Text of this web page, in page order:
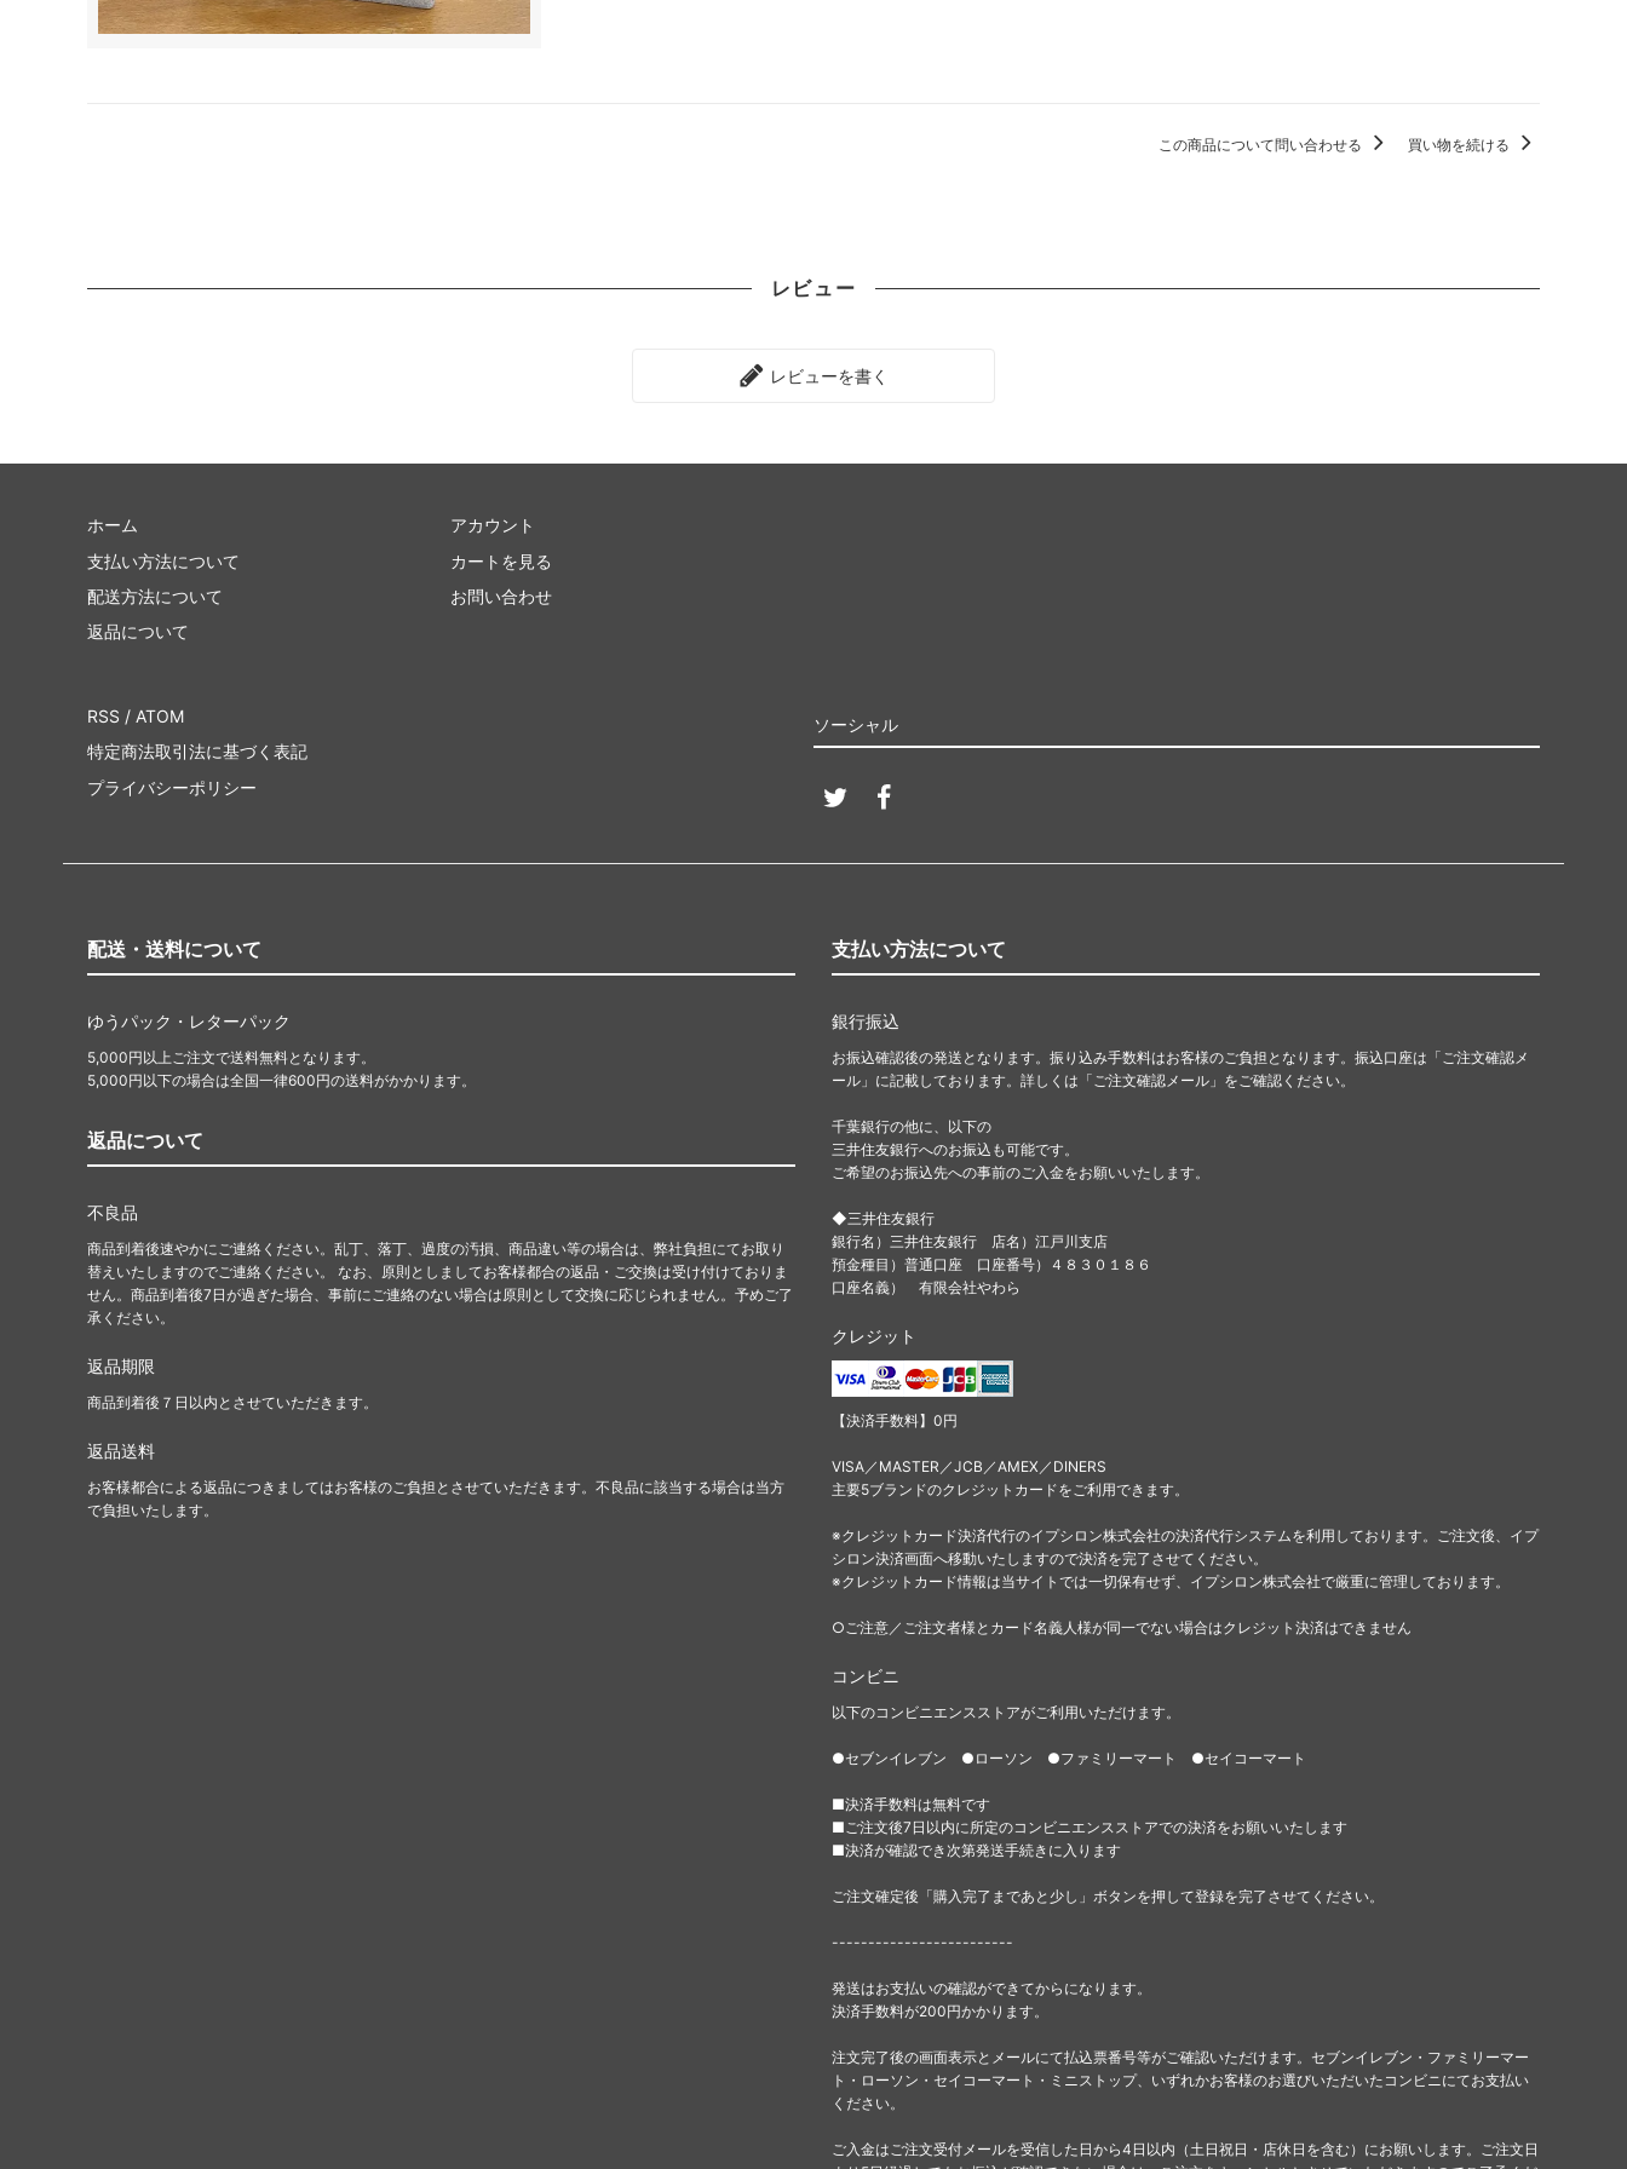
この商品について問い合わせる 買い物を続ける
レビュー
レビューを書く
ホーム
支払い方法について
配送方法について
返品について
アカウント
カートを見る
お問い合わせ
ソーシャル
RSS / ATOM
特定商法取引法に基づく表記
プライバシーポリシー
配送・送料について
ゆうパック・レターパック
5,000円以上ご注文で送料無料となります。
5,000円以下の場合は全国一律600円の送料がかかります。
返品について
不良品
商品到着後速やかにご連絡ください。乱丁、落丁、過度の汚損、商品違い等の場合は、弊社負担にてお取り
替えいたしますのでご連絡ください。 なお、原則としましてお客様都合の返品・ご交換は受け付けておりま
せん。商品到着後7日が過ぎた場合、事前にご連絡のない場合は原則として交換に応じられません。予めご了
承ください。
返品期限
商品到着後７日以内とさせていただきます。
返品送料
お客様都合による返品につきましてはお客様のご負担とさせていただきます。不良品に該当する場合は当方
で負担いたします。
支払い方法について
銀行振込
お振込確認後の発送となります。振り込み手数料はお客様のご負担となります。振込口座は「ご注文確認メ
ール」に記載しております。詳しくは「ご注文確認メール」をご確認ください。
千葉銀行の他に、以下の
三井住友銀行へのお振込も可能です。
ご希望のお振込先への事前のご入金をお願いいたします。
◆三井住友銀行
銀行名）三井住友銀行 店名）江戸川支店
預金種目）普通口座 口座番号）４８３０１８６
口座名義） 有限会社やわら
クレジット
【決済手数料】0円
VISA／MASTER／JCB／AMEX／DINERS
主要5ブランドのクレジットカードをご利用できます。
※クレジットカード決済代行のイプシロン株式会社の決済代行システムを利用しております。ご注文後、イプ
シロン決済画面へ移動いたしますので決済を完了させてください。
※クレジットカード情報は当サイトでは一切保有せず、イプシロン株式会社で厳重に管理しております。
○ご注意／ご注文者様とカード名義人様が同一でない場合はクレジット決済はできません
コンビニ
以下のコンビニエンスストアがご利用いただけます。
●セブンイレブン ●ローソン ●ファミリーマート ●セイコーマート
■決済手数料は無料です
■ご注文後7日以内に所定のコンビニエンスストアでの決済をお願いいたします
■決済が確認でき次第発送手続きに入ります
ご注文確定後「購入完了まであと少し」ボタンを押して登録を完了させてください。
-------------------------
発送はお支払いの確認ができてからになります。
決済手数料が200円かかります。
注文完了後の画面表示とメールにて払込票番号等がご確認いただけます。セブンイレブン・ファミリーマー
ト・ローソン・セイコーマート・ミニストップ、いずれかお客様のお選びいただいたコンビニにてお支払い
ください。
ご入金はご注文受付メールを受信した日から4日以内（土日祝日・店休日を含む）にお願いします。ご注文日